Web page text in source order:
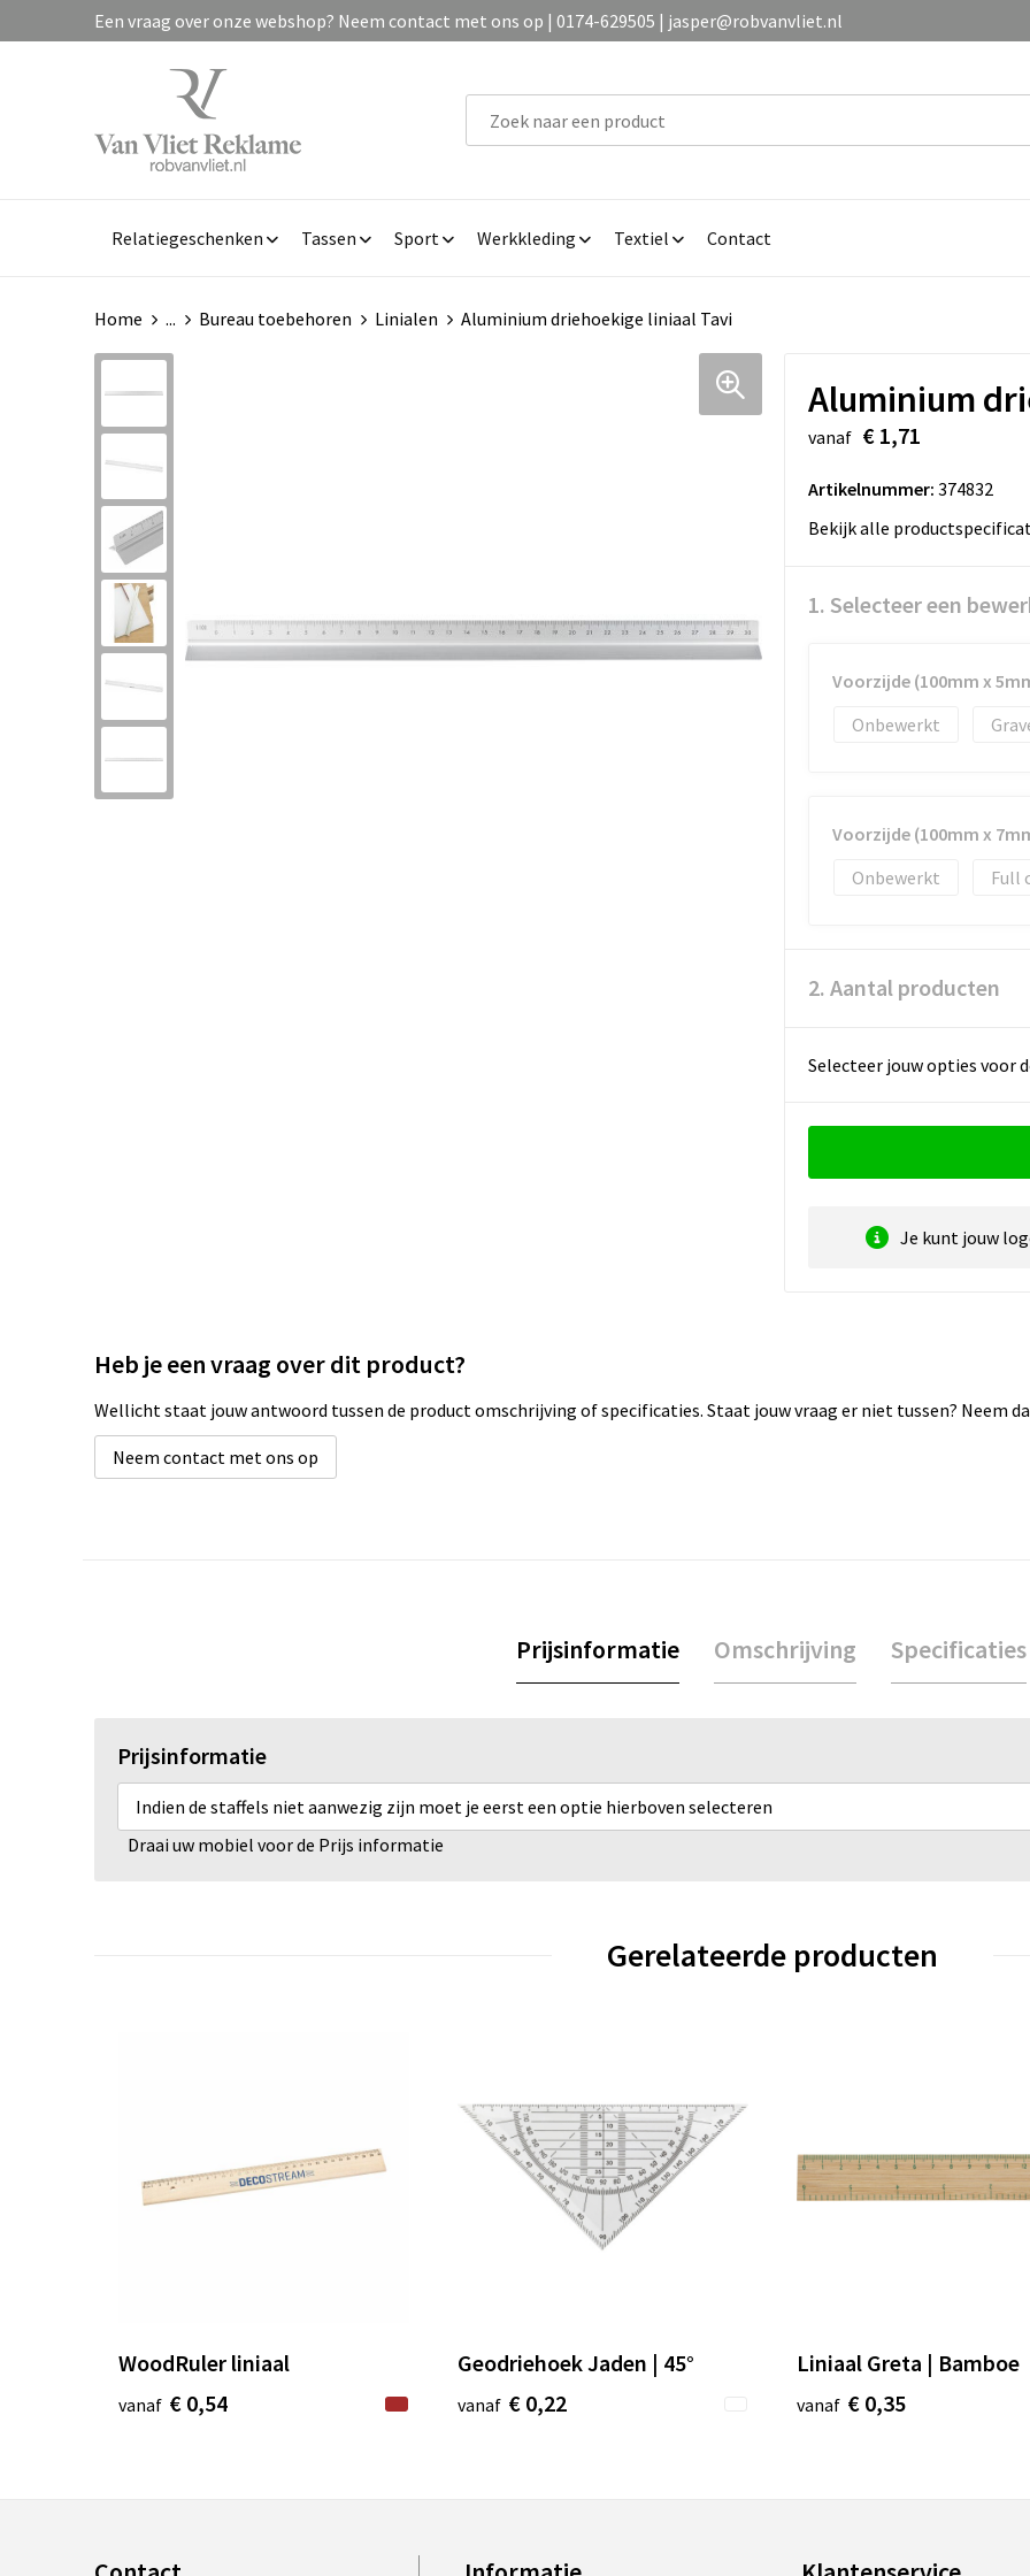
Een vraag over onze webshop? Neem contact met ons op | 0174-629505 | jasper@robvanvliet.nl
Relatiegeschenken Tassen Sport Werkkleding Textiel Contact
Home ... Bureau toebehoren Linialen Aluminium driehoekige liniaal Tavi
Aluminium
vanaf € 1,71
Artikelnummer: 374832
Bekijk alle
1. Selecteer een
Voorzijde (100mm x
Onbewerkt
Voorzijde (100mm x
Onbewerkt
Full
2. Aantal producten
Selecteer jouw opties voor
Je kunt jouw
Heb je een vraag over dit product?
Wellicht staat jouw antwoord tussen de product omschrijving of specificaties. Staat jouw vraag er niet tussen? Neem
Neem contact met ons op
Prijsinformatie Omschrijving Specificaties
Prijsinformatie
Indien de staffels niet aanwezig zijn moet je eerst een optie hierboven selecteren
Draai uw mobiel voor de Prijs informatie
Gerelateerde producten
WoodRuler liniaal
vanaf € 0,54
Geodriehoek Jaden | 45°
vanaf € 0,22
Liniaal Greta | Bamboe
vanaf € 0,35